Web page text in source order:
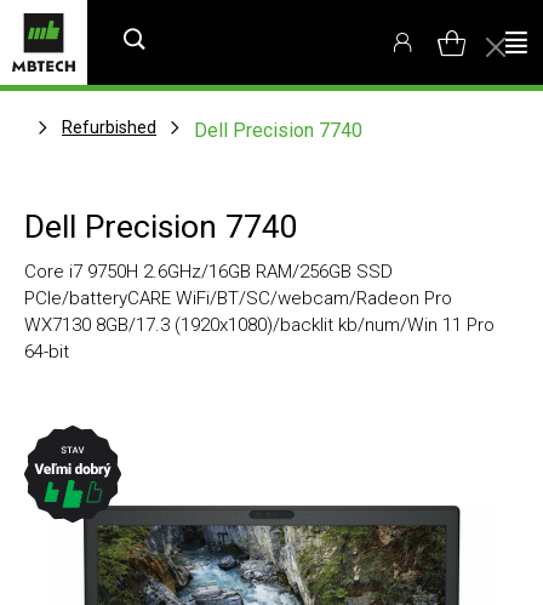
Refurbished Dell Precision 7740
Dell Precision 7740
Core i7 9750H 2.6GHz/16GB RAM/256GB SSD
PCIe/batteryCARE WiFi/BT/SC/webcam/Radeon Pro
WX7130 8GB/17.3 (1920x1080)/backlit kb/num/Win 11 Pro
64-bit